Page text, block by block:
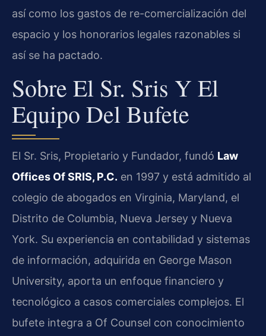
así como los gastos de re-comercialización del
espacio y los honorarios legales razonables si
así se ha pactado.
Sobre El Sr. Sris Y El
Equipo Del Bufete
El Sr. Sris, Propietario y Fundador, fundó Law
Offices Of SRIS, P.C. en 1997 y está admitido al
colegio de abogados en Virginia, Maryland, el
Distrito de Columbia, Nueva Jersey y Nueva
York. Su experiencia en contabilidad y sistemas
de información, adquirida en George Mason
University, aporta un enfoque financiero y
tecnológico a casos comerciales complejos. El
bufete integra a Of Counsel con conocimiento